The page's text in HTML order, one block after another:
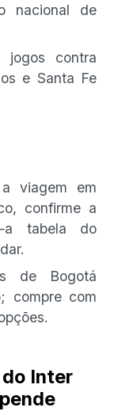
nacional de
jogos contra
e Santa Fe
viagem em
confirme a
tabela do
de Bogotá
compre com
Inter